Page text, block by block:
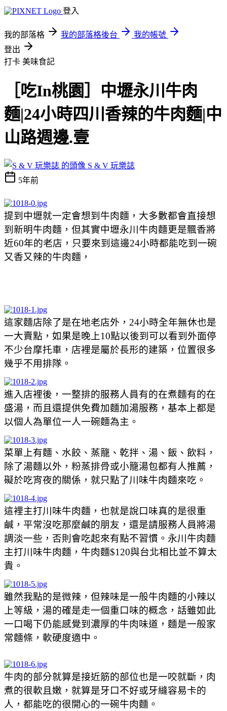
登入
我的部落格 我的部落格後台
我的帳號
登出
打卡 美味食記
［吃In桃園］中壢永川牛肉
麵|24小時四川香辣的牛肉麵|中
山路週邊.壹
S & V 玩樂誌
5年前
提到中壢就一定會想到牛肉麵，大多數都會直接想
到新明牛肉麵，但其實中壢永川牛肉麵更是飄香將
近60年的老店，只要來到這邊24小時都能吃到一碗
又香又辣的牛肉麵，
這家麵店除了是在地老店外，24小時全年無休也是
一大賣點，如果是晚上10點以後到可以看到外面停
不少台摩托車，店裡是屬於長形的建築，位置很多
幾乎不用排隊。
進入店裡後，一整排的服務人員有的在煮麵有的在
盛湯，而且還提供免費加麵加湯服務，基本上都是
以個人為單位一人一碗麵為主。
菜單上有麵、水餃、蒸籠、乾拌、湯、飯、飲料，
除了湯麵以外，粉蒸排骨或小籠湯包都有人推薦，
礙於吃宵夜的關係，就只點了川味牛肉麵來吃。
這裡主打川味牛肉麵，也就是說口味真的是很重
鹹，平常沒吃那麼鹹的朋友，還是請服務人員將湯
調淡一些，否則會吃起來有點不習慣。永川牛肉麵
主打川味牛肉麵，牛肉麵$120與台北相比並不算太
貴。
雖然我點的是微辣，但辣味是一般牛肉麵的小辣以
上等級，湯的確是走一個重口味的概念，話雖如此
一口喝下仍能感覺到濃厚的牛肉味道，麵是一般家
常麵條，軟硬度適中。
牛肉的部分就算是接近筋的部位也是一咬就斷，肉
煮的很軟且嫩，就算是牙口不好或牙縫容易卡的
人，都能吃的很開心的一碗牛肉麵。